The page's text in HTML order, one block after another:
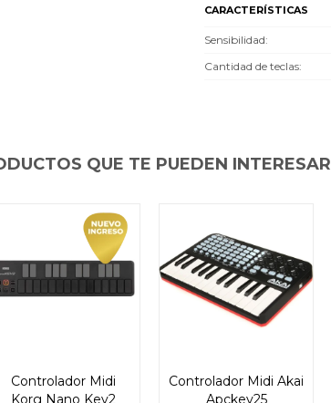
CARACTERÍSTICAS
Sensibilidad
Cantidad de teclas
QUE TE PUEDEN INTERESAR
Controlador Midi
Korg Nano Key2
Controlador Midi Akai
Apckey25